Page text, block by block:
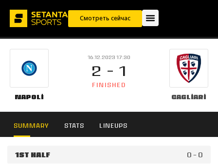
Смотреть сейчас
Napoli
16.12.2023 17:30
2 - 1
FINISHED
Cagliari
SUMMARY STATS LINEUPS
1ST HALF 0 - 0